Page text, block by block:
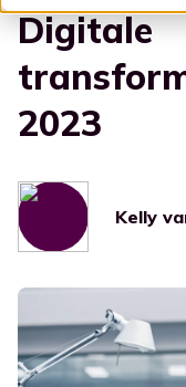
Eenvoudige
Stap 1:
Verbind al je apps
Stap 2: Verbinden
Stap 3: Intelligentie
Platform
Integraties
Een verbonden
Voor wie
Zorg
Ouderenzorg
Focus op de
Overige
Overheid
Partners
Voor partners
Bied je klanten een
digitale werkplek
Partner portaal
Ben je al een
Kennis
Digitale
Transformatie door
Verbeter de werk
Transitie naar de
Evenementen
Nederlands
Digitale
2023
Kelly